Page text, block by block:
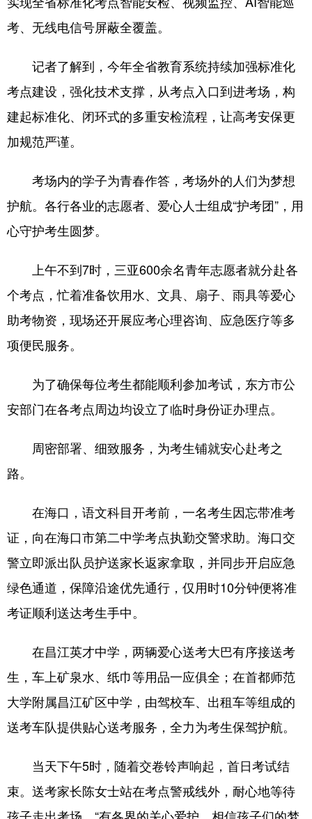
考、无线电信号屏蔽全覆盖。
记者了解到，今年全省教育系统持续加强标准化
考点建设，强化技术支撑，从考点入口到进考场，构
建起标准化、闭环式的多重安检流程，让高考安保更
加规范严谨。
考场内的学子为青春作答，考场外的人们为梦想
护航。各行各业的志愿者、爱心人士组成“护考团”，用
心守护考生圆梦。
上午不到7时，三亚600余名青年志愿者就分赴各
个考点，忙着准备饮用水、文具、扇子、雨具等爱心
助考物资，现场还开展应考心理咨询、应急医疗等多
项便民服务。
为了确保每位考生都能顺利参加考试，东方市公
安部门在各考点周边均设立了临时身份证办理点。
周密部署、细致服务，为考生铺就安心赴考之
路。
在海口，语文科目开考前，一名考生因忘带准考
证，向在海口市第二中学考点执勤交警求助。海口交
警立即派出队员护送家长返家拿取，并同步开启应急
绿色通道，保障沿途优先通行，仅用时10分钟便将准
考证顺利送达考生手中。
在昌江英才中学，两辆爱心送考大巴有序接送考
生，车上矿泉水、纸巾等用品一应俱全；在首都师范
大学附属昌江矿区中学，由驾校车、出租车等组成的
送考车队提供贴心送考服务，全力为考生保驾护航。
当天下午5时，随着交卷铃声响起，首日考试结
束。送考家长陈女士站在考点警戒线外，耐心地等待